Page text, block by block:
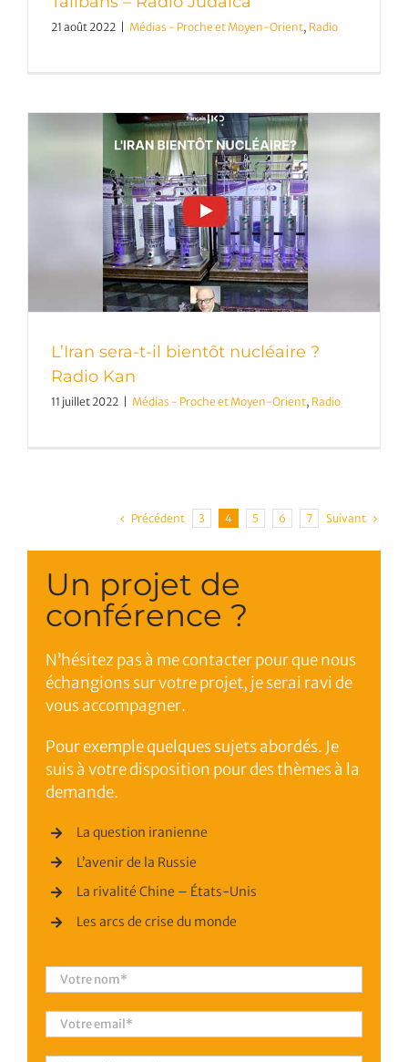
21 août 2022 Médias - Proche et Moyen-Orient, Radio
L’Iran sera-t-il bientôt nucléaire ?
Radio Kan
11 juillet 2022 Médias - Proche et Moyen-Orient, Radio
Précédent 3 4 5 6 7 Suivant
Un projet de
conférence ?
N’hésitez pas à me contacter pour que nous
échangions sur votre projet, je serai ravi de
vous accompagner.
Pour exemple quelques sujets abordés. Je
suis à votre disposition pour des thèmes à la
demande.
La question iranienne
L’avenir de la Russie
La rivalité Chine – États-Unis
Les arcs de crise du monde